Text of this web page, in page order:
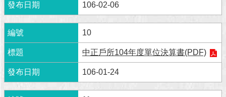
時
新
聞
澄
清
106-02-06
10
中正戶所104年度單位決算書(PDF)
106-01-24